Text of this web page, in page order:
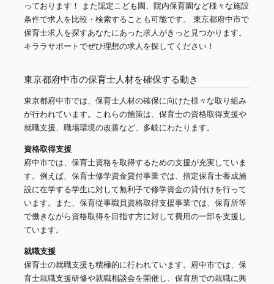
っております！ また認定こども園、院内保育園など様々な施設
条件で求人を比較・検索することも可能です。 東京都府中市で
保育士求人を探すあなたにあった求人がきっと見つかります。
キララサポートでぜひ理想の求人を探してください！
東京都府中市の保育士人材を確保する動き
東京都府中市では、保育士人材の確保に向けた様々な取り組み
が行われています。これらの施策は、保育士の資格取得支援や
就職支援、職場環境の改善など、多岐にわたります。
資格取得支援
府中市では、保育士資格を取得するための支援が充実していま
す。例えば、保育士修学資金貸付事業では、指定保育士養成施
設に在学する学生に対して無利子で修学資金の貸付けを行って
います。また、保育従事職員資格取得支援事業では、保育所等
で働きながら資格取得を目指す方に対して費用の一部を支援し
ています。
就職支援
保育士の就職支援も積極的に行われています。府中市では、保
育士就職支援研修や就職相談会を開催し、保育所での就職に興